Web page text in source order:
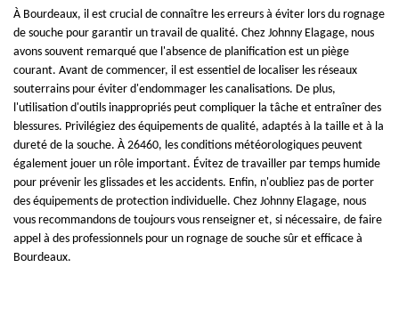
À Bourdeaux, il est crucial de connaître les erreurs à éviter lors du rognage
de souche pour garantir un travail de qualité. Chez Johnny Elagage, nous
avons souvent remarqué que l'absence de planification est un piège
courant. Avant de commencer, il est essentiel de localiser les réseaux
souterrains pour éviter d'endommager les canalisations. De plus,
l'utilisation d'outils inappropriés peut compliquer la tâche et entraîner des
blessures. Privilégiez des équipements de qualité, adaptés à la taille et à la
dureté de la souche. À 26460, les conditions météorologiques peuvent
également jouer un rôle important. Évitez de travailler par temps humide
pour prévenir les glissades et les accidents. Enfin, n'oubliez pas de porter
des équipements de protection individuelle. Chez Johnny Elagage, nous
vous recommandons de toujours vous renseigner et, si nécessaire, de faire
appel à des professionnels pour un rognage de souche sûr et efficace à
Bourdeaux.